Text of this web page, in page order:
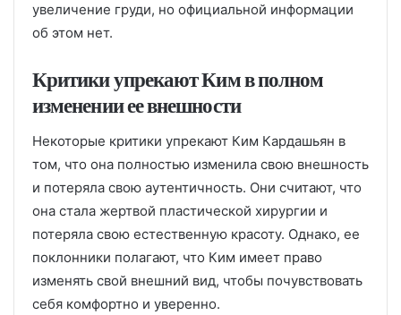
увеличение груди, но официальной информации
об этом нет.
Критики упрекают Ким в полном
изменении ее внешности
Некоторые критики упрекают Ким Кардашьян в
том, что она полностью изменила свою внешность
и потеряла свою аутентичность. Они считают, что
она стала жертвой пластической хирургии и
потеряла свою естественную красоту. Однако, ее
поклонники полагают, что Ким имеет право
изменять свой внешний вид, чтобы почувствовать
себя комфортно и уверенно.